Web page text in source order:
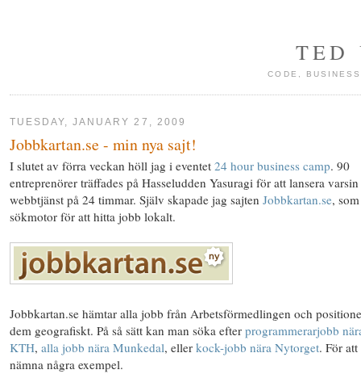
TED
CODE,
TUESDAY, JANUARY 27, 2009
Jobbkartan.se - min nya sajt!
I slutet av förra veckan höll jag i eventet 24 hour business camp. 90
entreprenörer träffades på Hasseludden Yasuragi för att lansera varsin
webbtjänst på 24 timmar. Själv skapade jag sajten Jobbkartan.se,
sökmotor för att hitta jobb lokalt.
Jobbkartan.se hämtar alla jobb från Arbetsförmedlingen och
dem geografiskt. På så sätt kan man söka efter programmerarjobb
KTH, alla jobb nära Munkedal, eller kock-jobb nära Nytorget. För att
nämna några exempel.